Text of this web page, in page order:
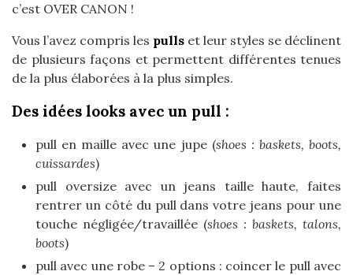
c’est OVER CANON !
Vous l’avez compris les pulls et leur styles se déclinent
de plusieurs façons et permettent différentes tenues
de la plus élaborées à la plus simples.
Des idées looks avec un pull :
pull en maille avec une jupe (shoes : baskets, boots,
cuissardes)
pull oversize avec un jeans taille haute, faites
rentrer un côté du pull dans votre jeans pour une
touche négligée/travaillée (shoes : baskets, talons,
boots)
pull avec une robe – 2 options : coincer le pull avec